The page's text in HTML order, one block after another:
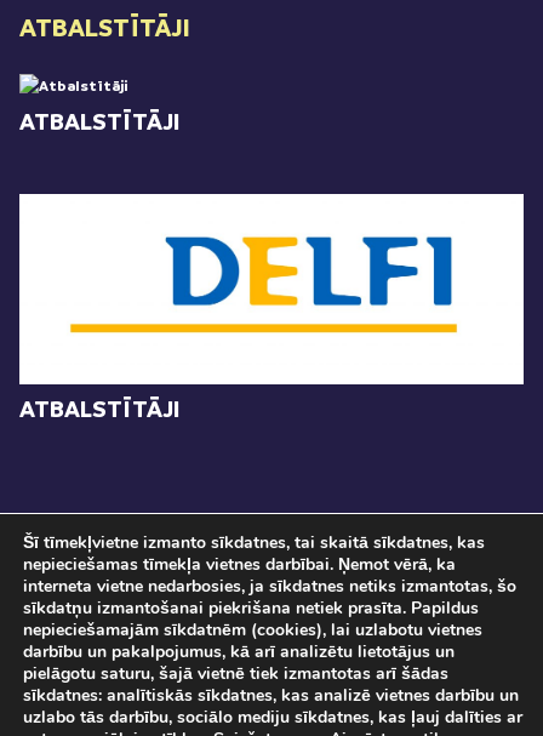
ATBALSTĪTĀJI
ATBALSTĪTĀJI
ATBALSTĪTĀJI
Pasākuma norise tiks fotografēta un filmēta. Ar savu ierašanos pasākumā, Jūs
sniedzat piekrišanu savu personas datu apstrādei.
Sadarbībā arSIA "DATATEKS"
Šī tīmekļvietne izmanto sīkdatnes, tai skaitā sīkdatnes, kas
nepieciešamas tīmekļa vietnes darbībai. Ņemot vērā, ka
interneta vietne nedarbosies, ja sīkdatnes netiks izmantotas, šo
sīkdatņu izmantošanai piekrišana netiek prasīta. Papildus
nepieciešamajām sīkdatnēm (cookies), lai uzlabotu vietnes
darbību un pakalpojumus, kā arī analizētu lietotājus un
pielāgotu saturu, šajā vietnē tiek izmantotas arī šādas
sīkdatnes: analītiskās sīkdatnes, kas analizē vietnes darbību un
uzlabo tās darbību, sociālo mediju sīkdatnes, kas ļauj dalīties ar